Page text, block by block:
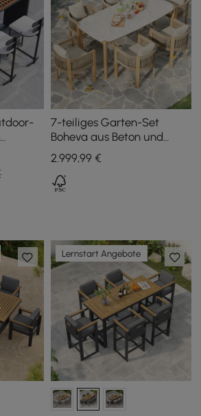
mit
7-teiliges Garten-Set
Boheva aus Beton und
Teak mit Seilgeflecht und 6
Stühlen
2.999,99€
Lernstart Angebote